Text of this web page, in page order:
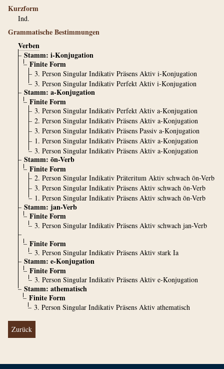
Kurzform
Ind.
Grammatische Bestimmungen
Verben
Stamm: i-Konjugation
Finite Form
3. Person Singular Indikativ Präsens Aktiv i-Konjugation
3. Person Singular Indikativ Perfekt Aktiv i-Konjugation
Stamm: a-Konjugation
Finite Form
3. Person Singular Indikativ Perfekt Aktiv a-Konjugation
2. Person Singular Indikativ Präsens Aktiv a-Konjugation
3. Person Singular Indikativ Präsens Passiv a-Konjugation
1. Person Singular Indikativ Präsens Aktiv a-Konjugation
3. Person Singular Indikativ Präsens Aktiv a-Konjugation
Stamm: ōn-Verb
Finite Form
2. Person Singular Indikativ Präteritum Aktiv schwach ōn-Verb
3. Person Singular Indikativ Präsens Aktiv schwach ōn-Verb
1. Person Singular Indikativ Präsens Aktiv schwach ōn-Verb
Stamm: jan-Verb
Finite Form
3. Person Singular Indikativ Präsens Aktiv schwach jan-Verb
Finite Form
3. Person Singular Indikativ Präsens Aktiv stark Ia
Stamm: e-Konjugation
Finite Form
3. Person Singular Indikativ Präsens Aktiv e-Konjugation
Stamm: athematisch
Finite Form
3. Person Singular Indikativ Präsens Aktiv athematisch
Zurück